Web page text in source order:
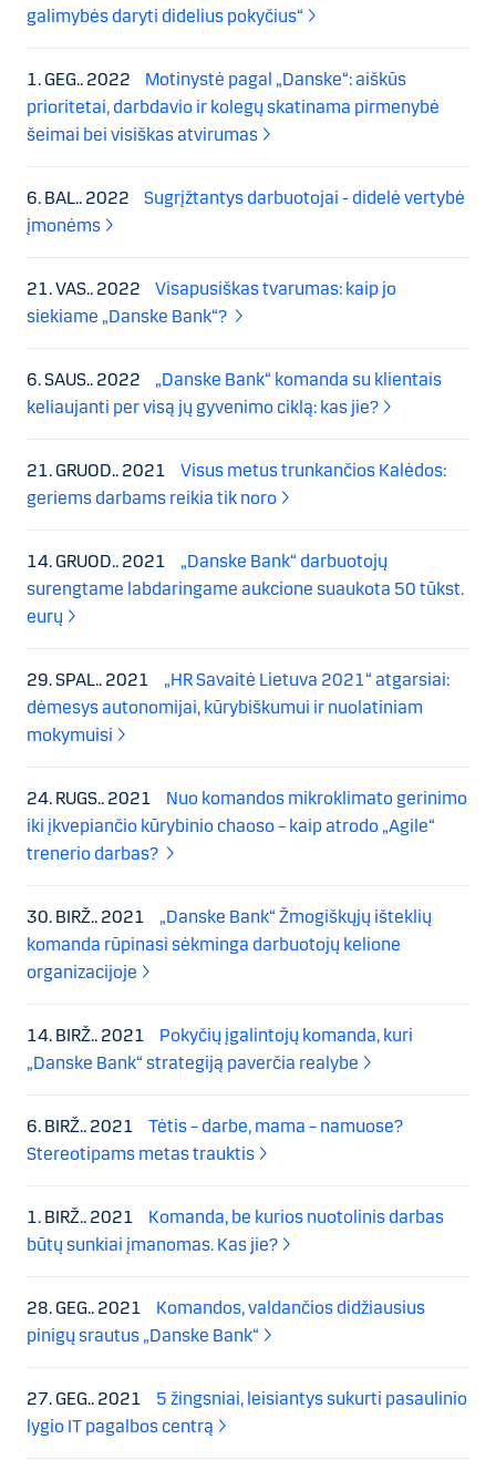
galimybės daryti didelius pokyčius“
1. GEG.. 2022
Motinystė pagal „Danske“: aiškūs
prioritetai, darbdavio ir kolegų skatinama pirmenybė
šeimai bei visiškas atvirumas
6. BAL.. 2022
Sugrįžtantys darbuotojai - didelė vertybė
įmonėms
21. VAS.. 2022
Visapusiškas tvarumas: kaip jo
siekiame „Danske Bank“?
6. SAUS.. 2022
„Danske Bank“ komanda su klientais
keliaujanti per visą jų gyvenimo ciklą: kas jie?
21. GRUOD.. 2021
Visus metus trunkančios Kalėdos:
geriems darbams reikia tik noro
14. GRUOD.. 2021
„Danske Bank“ darbuotojų
surengtame labdaringame aukcione suaukota 50 tūkst.
eurų
29. SPAL.. 2021
„HR Savaitė Lietuva 2021“ atgarsiai:
dėmesys autonomijai, kūrybiškumui ir nuolatiniam
mokymuisi
24. RUGS.. 2021
Nuo komandos mikroklimato gerinimo
iki įkvepiančio kūrybinio chaoso – kaip atrodo „Agile“
trenerio darbas?
30. BIRŽ.. 2021
„Danske Bank“ Žmogiškųjų išteklių
komanda rūpinasi sėkminga darbuotojų kelione
organizacijoje
14. BIRŽ.. 2021
Pokyčių įgalintojų komanda, kuri
„Danske Bank“ strategiją paverčia realybe
6. BIRŽ.. 2021
Tėtis – darbe, mama – namuose?
Stereotipams metas trauktis
1. BIRŽ.. 2021
Komanda, be kurios nuotolinis darbas
būtų sunkiai įmanomas. Kas jie?
28. GEG.. 2021
Komandos, valdančios didžiausius
pinigų srautus „Danske Bank“
27. GEG.. 2021
5 žingsniai, leisiantys sukurti pasaulinio
lygio IT pagalbos centrą